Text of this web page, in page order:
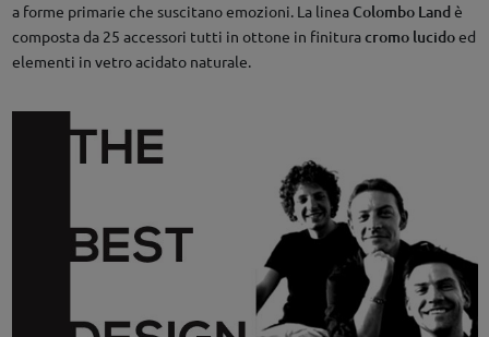
a forme primarie che suscitano emozioni. La linea Colombo Landè
composta da 25 accessori tutti in ottone in finituracromo lucidoed
elementi in vetro acidato naturale.